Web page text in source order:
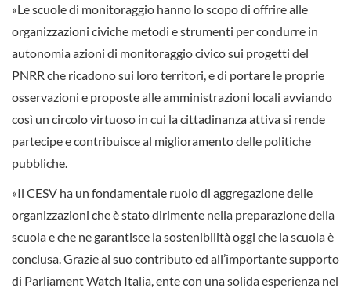
«Le scuole di monitoraggio hanno lo scopo di offrire alle
organizzazioni civiche metodi e strumenti per condurre in
autonomia azioni di monitoraggio civico sui progetti del
PNRR che ricadono sui loro territori, e di portare le proprie
osservazioni e proposte alle amministrazioni locali avviando
così un circolo virtuoso in cui la cittadinanza attiva si rende
partecipe e contribuisce al miglioramento delle politiche
pubbliche.
«Il CESV ha un fondamentale ruolo di aggregazione delle
organizzazioni che è stato dirimente nella preparazione della
scuola e che ne garantisce la sostenibilità oggi che la scuola è
conclusa. Grazie al suo contributo ed all’importante supporto
di Parliament Watch Italia, ente con una solida esperienza nel